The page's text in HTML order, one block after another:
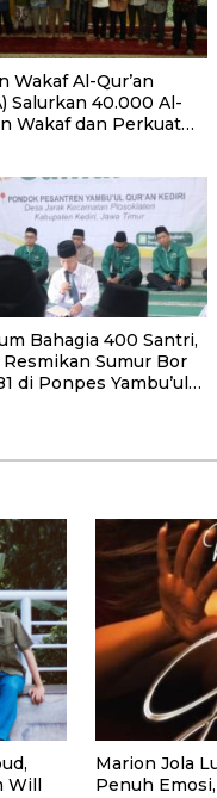
Wakaf Al-Qur’an
Salurkan 40.000 Al-
Wakaf dan Perkuat
Bahagia 400 Santri,
Sumur Bor
di Ponpes Yambu’ul
Will
Marion Jola
Penuh